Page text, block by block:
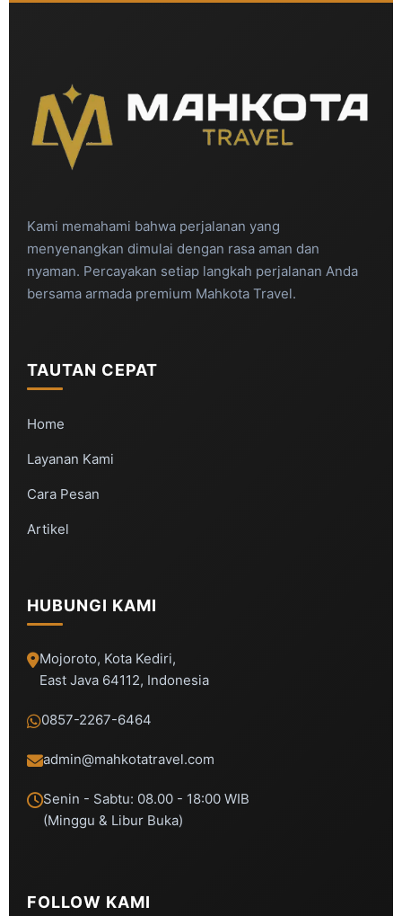
Kami memahami bahwa perjalanan yang
menyenangkan dimulai dengan rasa aman dan
nyaman. Percayakan setiap langkah perjalanan Anda
bersama armada premium Mahkota Travel.
TAUTAN CEPAT
Home
Layanan Kami
Cara Pesan
Artikel
HUBUNGI KAMI
Mojoroto, Kota Kediri,
East Java 64112, Indonesia
0857-2267-6464
admin@mahkotatravel.com
Senin - Sabtu: 08.00 - 18:00 WIB
(Minggu & Libur Buka)
FOLLOW KAMI